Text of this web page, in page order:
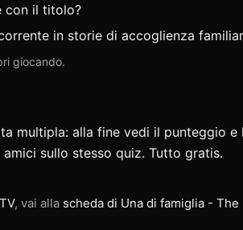
con il titolo?
in storie di accoglienza
giocando.
multipla: alla fine vedi il punteggio
amici sullo stesso quiz. Tutto gratis.
, vai alla scheda di Una di famiglia - The